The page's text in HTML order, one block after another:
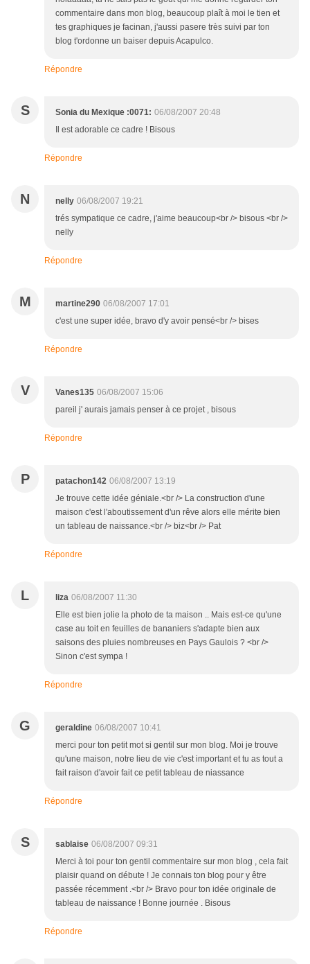
commentaire dans mon blog, beaucoup plaît à moi le tien et
tes graphiques je facinan, j'aussi pasere très suivi par ton
blog t'ordonne un baiser depuis Acapulco.
Répondre
S Sonia du Mexique :0071: 06/08/2007 20:48
Il est adorable ce cadre ! Bisous
Répondre
N nelly 06/08/2007 19:21
trés sympatique ce cadre, j'aime beaucoup<br /> bisous <br />
nelly
Répondre
M martine290 06/08/2007 17:01
c'est une super idée, bravo d'y avoir pensé<br /> bises
Répondre
V Vanes135 06/08/2007 15:06
pareil j' aurais jamais penser à ce projet , bisous
Répondre
P patachon142 06/08/2007 13:19
Je trouve cette idée géniale.<br /> La construction d'une
maison c'est l'aboutissement d'un rêve alors elle mérite bien
un tableau de naissance.<br /> biz<br /> Pat
Répondre
L liza 06/08/2007 11:30
Elle est bien jolie la photo de ta maison .. Mais est-ce qu'une
case au toit en feuilles de bananiers s'adapte bien aux
saisons des pluies nombreuses en Pays Gaulois ? <br />
Sinon c'est sympa !
Répondre
G geraldine 06/08/2007 10:41
merci pour ton petit mot si gentil sur mon blog. Moi je trouve
qu'une maison, notre lieu de vie c'est important et tu as tout a
fait raison d'avoir fait ce petit tableau de niassance
Répondre
S sablaise 06/08/2007 09:31
Merci à toi pour ton gentil commentaire sur mon blog , cela fait
plaisir quand on débute ! Je connais ton blog pour y être
passée récemment .<br /> Bravo pour ton idée originale de
tableau de naissance ! Bonne journée . Bisous
Répondre